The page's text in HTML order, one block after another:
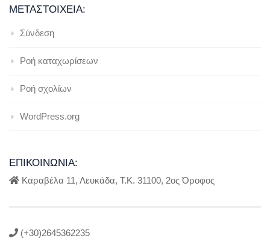
ΜΕΤΑΣΤΟΙΧΕΊΑ:
Σύνδεση
Ροή καταχωρίσεων
Ροή σχολίων
WordPress.org
ΕΠΙΚΟΙΝΩΝΊΑ:
Καραβέλα 11, Λευκάδα, Τ.Κ. 31100, 2ος Όροφος
(+30)2645362235